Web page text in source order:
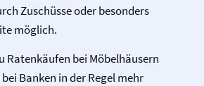
Zuschüsse oder besonders
möglich.
Ratenkäufen bei Möbelhäusern
Banken in der Regel mehr